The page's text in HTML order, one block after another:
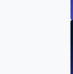
IoT bajo